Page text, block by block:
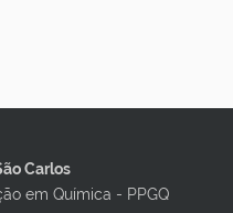
Carlos
em Química - PPGQ